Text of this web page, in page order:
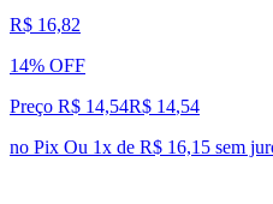
R$ 16,82
14% OFF
Preço R$ 14,54R$ 14,54
no Pix Ou 1x de R$ 16,15 sem